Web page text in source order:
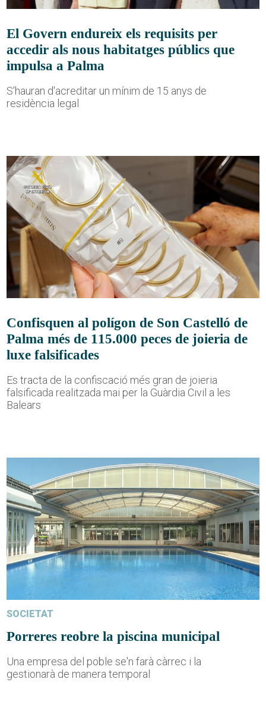
El Govern endureix els requisits per
accedir als nous habitatges públics que
impulsa a Palma
S'hauran d'acreditar un mínim de 15 anys de
residència legal
Confisquen al polígon de Son Castelló de
Palma més de 115.000 peces de joieria de
luxe falsificades
Es tracta de la confiscació més gran de joieria
falsificada realitzada mai per la Guàrdia Civil a les
Balears
SOCIETAT
Porreres reobre la piscina municipal
Una empresa del poble se'n farà càrrec i la
gestionarà de manera temporal